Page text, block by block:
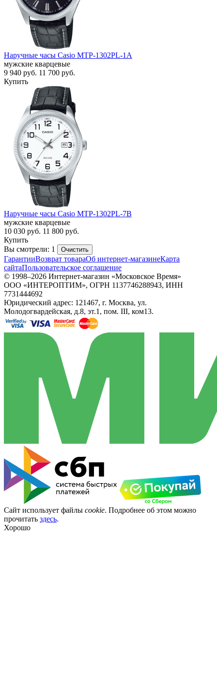
Наручные часы Casio MTP-1302PL-1A
мужские кварцевые
9 940 руб. 11 700 руб.
Купить
Наручные часы Casio MTP-1302PL-7B
мужские кварцевые
10 030 руб. 11 800 руб.
Купить
Вы смотрели: 1
Очистить
ГарантииВозврат товараОб интернет-магазинеКарта
сайтаПользовательское соглашение
© 1998–2026 Интернет-магазин «Московское Время»
ООО «ИНТЕРОПТИМ», ОГРН 1137746288943, ИНН
7731444692
Юридический адрес: 121467, г. Москва, ул.
Молодогвардейская, д.8, эт.1, пом. III, ком13.
Сайт использует файлы cookie. Подробнее об этом можно
прочитать здесь.
Хорошо